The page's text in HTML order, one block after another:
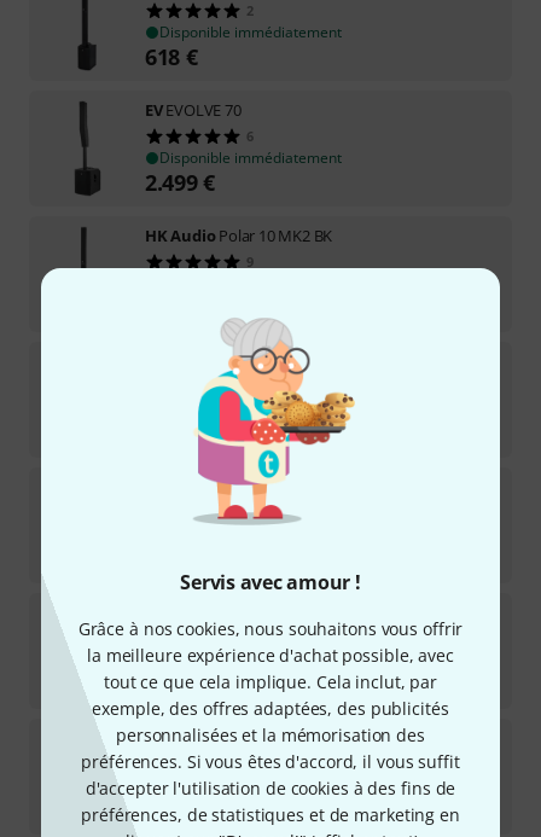
Servis avec amour !
Grâce à nos cookies, nous souhaitons vous offrir
la meilleure expérience d'achat possible, avec
tout ce que cela implique. Cela inclut, par
exemple, des offres adaptées, des publicités
personnalisées et la mémorisation des
préférences. Si vous êtes d'accord, il vous suffit
d'accepter l'utilisation de cookies à des fins de
préférences, de statistiques et de marketing en
2
Disponible immédiatement
618 €
EVEVOLVE 70
6
Disponible immédiatement
2.499€
HK AudioPolar 10 MK2 BK
9
EVOLVE 30M
Disponible immédiatement
1.259€
D8 Column
35
4
Disponible immédiatement
2.549 €
dB TechnologiesES1002
45
Disponible immédiatement
1.079 €